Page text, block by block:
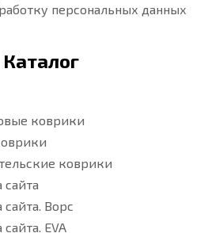
персональных данных
Каталог
коврики
коврики
сайта
сайта. Ворс
сайта. EVA